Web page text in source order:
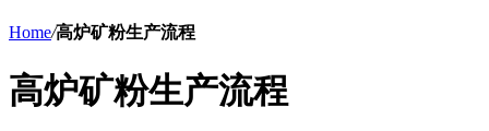
Home/高炉矿粉生产流程
高炉矿粉生产流程